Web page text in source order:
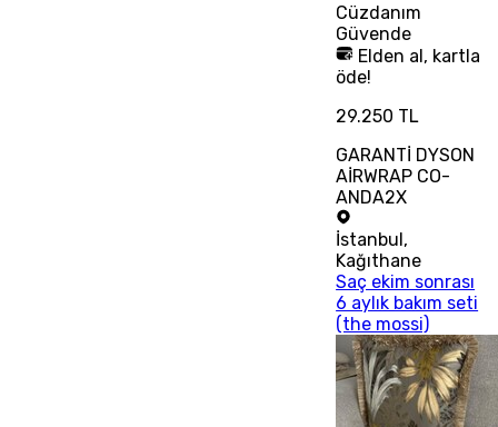
Cüzdanım
Güvende
Elden al, kartla
öde!
29.250 TL
GARANTİ DYSON
AİRWRAP CO-
ANDA2X
İstanbul,
Kağıthane
Saç ekim sonrası
6 aylık bakım seti
(the mossi)